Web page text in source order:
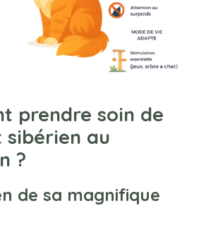
prendre soin de
sibérien au
?
de sa magnifique